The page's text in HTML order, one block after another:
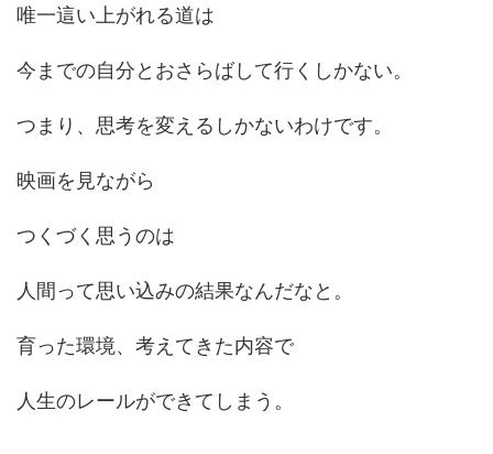
唯一這い上がれる道は
今までの自分とおさらばして行くしかない。
つまり、思考を変えるしかないわけです。
映画を見ながら
つくづく思うのは
人間って思い込みの結果なんだなと。
育った環境、考えてきた内容で
人生のレールができてしまう。